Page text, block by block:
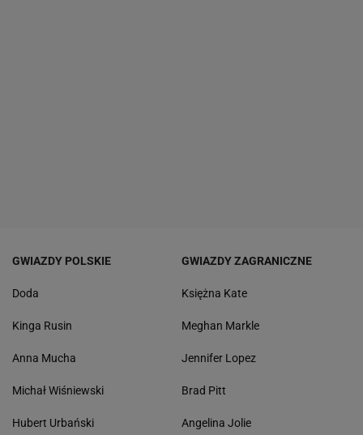
GWIAZDY POLSKIE
Doda
Kinga Rusin
Anna Mucha
Michał Wiśniewski
Hubert Urbański
GWIAZDY ZAGRANICZNE
Księżna Kate
Meghan Markle
Jennifer Lopez
Brad Pitt
Angelina Jolie